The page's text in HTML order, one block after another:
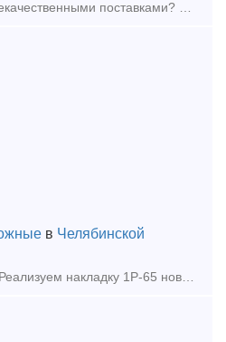
Как решить проблему с некачественными поставками? Наша компания поможет! Мы предлагаем: Накладки 1Р65 (новые и б/у); Накладки 2Р65 (новые и б/у); Накладки 1Р50 (новые и б/у);
в Челябинской
Предложение (продажа) Реализуем накладку 1Р-65 новую в наличии 100тн, звоните! Цена: 70000